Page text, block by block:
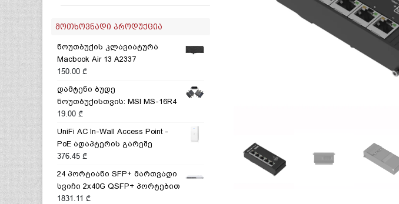
ᲛᲝᲗᲮᲝᲕᲜᲐᲓᲘ ᲞᲠᲝᲓᲣᲥᲪᲘᲐ
ნოუთბუქის კლავიატურა
Macbook Air 13 A2337
150.00 ₾
დამტენი ბუდე
ნოუთბუქისთვის: MSI MS-16R4
19.00 ₾
UniFi AC In-Wall Access Point -
PoE ადაპტერის გარეშე
376.45 ₾
24 პორტიანი SFP+ მართვადი
სვიჩი 2x40G QSFP+ პორტებით
1831.11 ₾